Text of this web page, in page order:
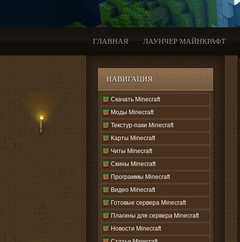
ГЛАВНАЯ ЛАУНЧЕР МАЙНКРАФТ
НАВИГАЦИЯ
Скачать Minecraft
Моды Minecraft
Текстур-паки Minecraft
Карты Minecraft
Читы Minecraft
Скины Minecraft
Программы Minecraft
Видео Minecraft
Готовые сервера Minecraft
Плагины для сервера Minecraft
Новости Minecraft